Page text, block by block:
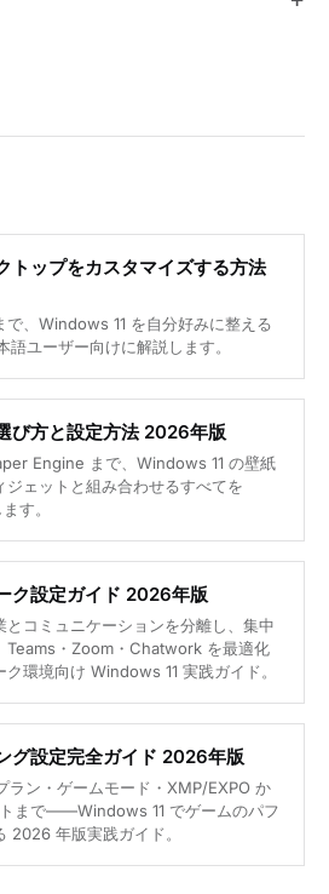
トップをカスタマイズする方法
で、Windows 11 を自分好みに整える
ユーザー向けに解説します。
び方と設定方法 2026年版
Engine まで、Windows 11 の壁紙
ジェットと組み合わせるすべてを
す。
ク設定ガイド 2026年版
コミュニケーションを分離し、集中
Teams・Zoom・Chatwork を最適化
環境向け Windows 11 実践ガイド。
グ設定完全ガイド 2026年版
ラン・ゲームモード・XMP/EXPO か
まで——Windows 11 でゲームのパフ
2026 年版実践ガイド。